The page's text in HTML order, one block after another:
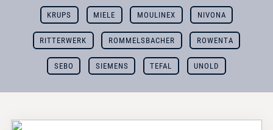
KRUPS MIELE MOULINEX NIVONA
RITTERWERK ROMMELSBACHER ROWENTA
SEBO SIEMENS TEFAL UNOLD